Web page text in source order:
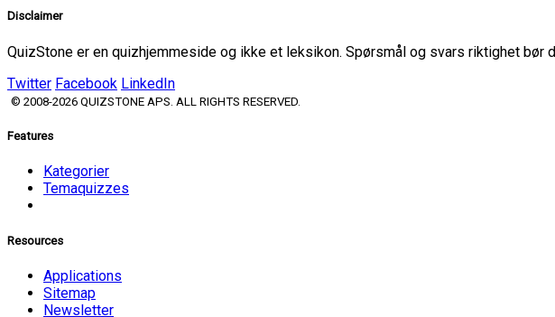
Disclaimer
QuizStone er en quizhjemmeside og ikke et leksikon. Spørsmål og svars riktighet
Twitter Facebook LinkedIn
© 2008-2026 QUIZSTONE APS. ALL RIGHTS RESERVED.
Features
Kategorier
Temaquizzes
Resources
Applications
Sitemap
Newsletter